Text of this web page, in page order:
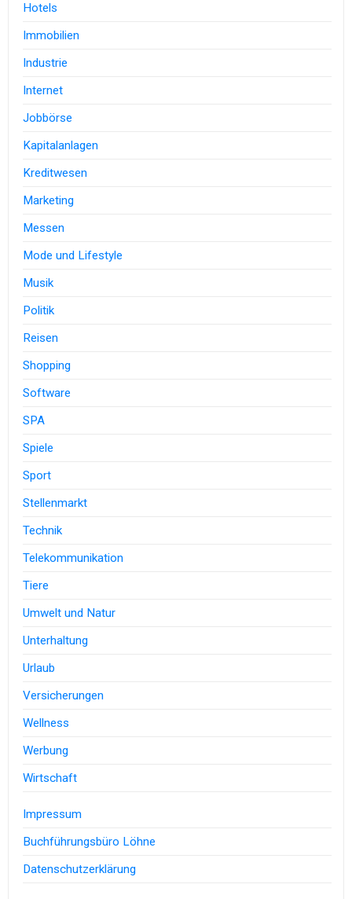
Hotels
Immobilien
Industrie
Internet
Jobbörse
Kapitalanlagen
Kreditwesen
Marketing
Messen
Mode und Lifestyle
Musik
Politik
Reisen
Shopping
Software
SPA
Spiele
Sport
Stellenmarkt
Technik
Telekommunikation
Tiere
Umwelt und Natur
Unterhaltung
Urlaub
Versicherungen
Wellness
Werbung
Wirtschaft
Impressum
Buchführungsbüro Löhne
Datenschutzerklärung